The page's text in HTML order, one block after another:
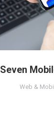
Seven
Web &